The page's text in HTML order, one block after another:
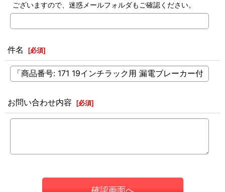
ございますので、迷惑メールフォルダもご確認ください。
件名 [必須]
お問い合わせ内容 [必須]
確認画面へ